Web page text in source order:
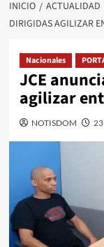
INICIO ACTUALIDAD
DIRIGIDAS AGILIZAR
Nacionales
JCE
agilizar
NOTISDOM